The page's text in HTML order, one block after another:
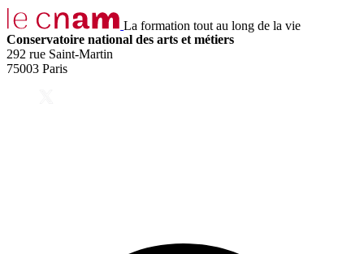
La formation tout au long de la vie
Conservatoire national des arts et métiers
292 rue Saint-Martin
75003 Paris